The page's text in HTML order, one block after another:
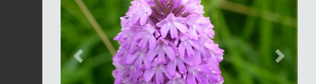
Previous Next